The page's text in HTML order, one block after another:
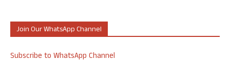
Join Our WhatsApp Channel
Subscribe to WhatsApp Channel